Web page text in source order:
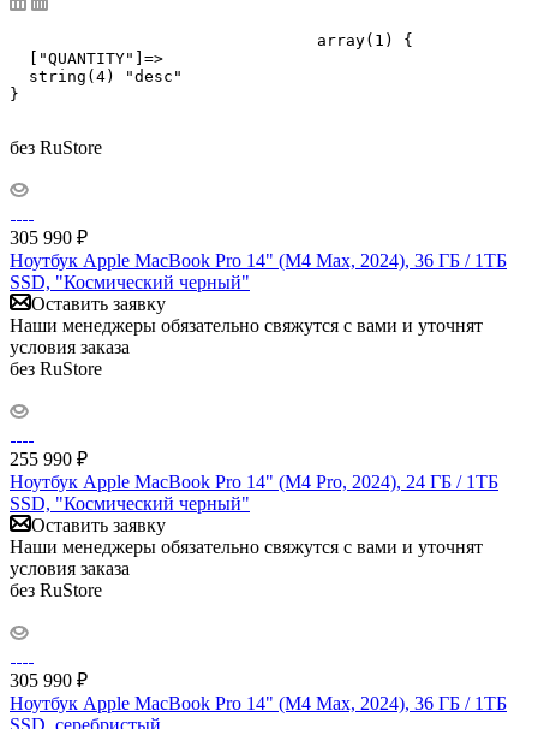
  ["QUANTITY"]=>
  string(4) "desc"
}
без RuStore
305 990 ₽
Ноутбук Apple MacBook Pro 14" (M4 Max, 2024), 36 ГБ / 1ТБ
SSD, "Космический черный"
Оставить заявку
Наши менеджеры обязательно свяжутся с вами и уточнят
условия заказа
без RuStore
255 990 ₽
Ноутбук Apple MacBook Pro 14" (M4 Pro, 2024), 24 ГБ / 1ТБ
SSD, "Космический черный"
Оставить заявку
Наши менеджеры обязательно свяжутся с вами и уточнят
условия заказа
без RuStore
305 990 ₽
Ноутбук Apple MacBook Pro 14" (M4 Max, 2024), 36 ГБ / 1ТБ
SSD, серебристый